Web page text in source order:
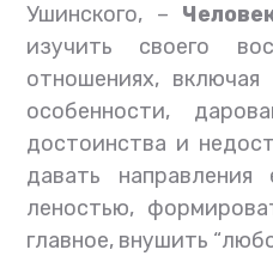
Ушинского, –
изучить своего
отношениях, включая
особенности,
достоинства и
давать
леностью,
главное, внушить